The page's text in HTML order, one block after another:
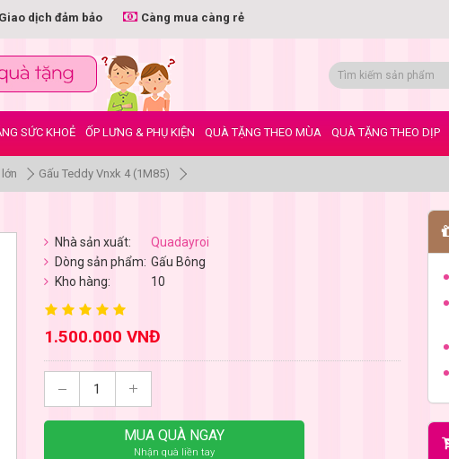
Giao dịch đảm bảo Càng mua càng rẻ
SỨC KHOẺ ỐP LƯNG & PHỤ KIỆN QUÀ TẶNG THEO MÙA QUÀ TẶNG THEO DỊP
Gấu Teddy Vnxk 4 (1M85)
Nhà sản xuất:
Quadayroi
Dòng sản phẩm: Gấu Bông
Kho hàng:
10
1.500.000 VNĐ
MUA QUÀ NGAY
Nhận quà liền tay